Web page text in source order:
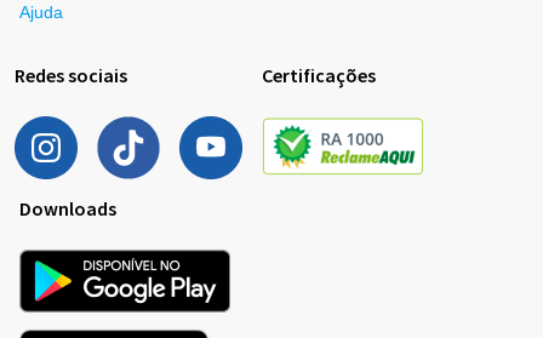
Ajuda
Redes sociais Certificações
Downloads